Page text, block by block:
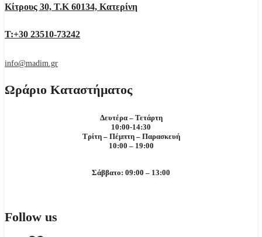
Κίτρους 30, Τ.Κ 60134, Κατερίνη
Τ:+30 23510-73242
info@madim.gr
Ωράριο Καταστήματος
Δευτέρα – Τετάρτη
10:00-14:30
Τρίτη – Πέμπτη – Παρασκευή
10:00 – 19:00
Σάββατο: 09:00 – 13:00
Follow us